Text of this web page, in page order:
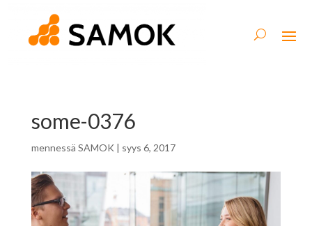
some-0376
mennessä SAMOK | syys 6, 2017